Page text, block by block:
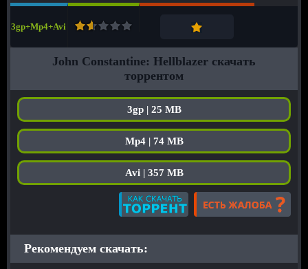
3gp+Mp4+Avi
John Constantine: Hellblazer скачать
торрентом
3gp | 25 MB
Mp4 | 74 MB
Avi | 357 MB
Рекомендуем скачать: